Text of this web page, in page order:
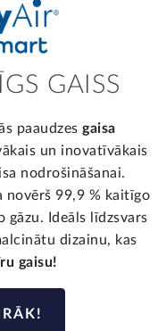
GAISS
paaudzes gaisa
un inovatīvākais
nodrošināšanai.
novērš 99,9 % kaitīgo
gāzu. Ideāls līdzsvars
dizainu, kas
gaisu!